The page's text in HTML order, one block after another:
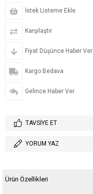
İstek Listeme Ekle
Karşılaştır
Fiyat Düşünce Haber Ver
Kargo Bedava
Gelince Haber Ver
TAVSIYE ET
YORUM YAZ
Ürün Özellikleri